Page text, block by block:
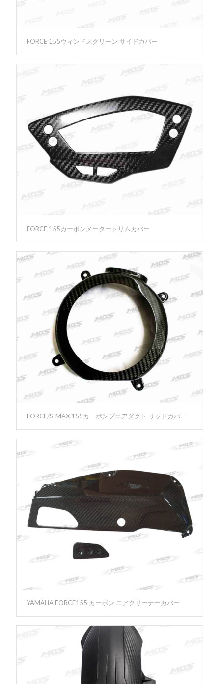
FORCE 155ウィンドスクリーン サイドカバー
FORCE 155カーボンメータートリムカバー
FORCE/S-MAX 155カーボンプエアダクト リッドカバー
YAMAHA FORCE155 カーボン エアクリーナーカバー